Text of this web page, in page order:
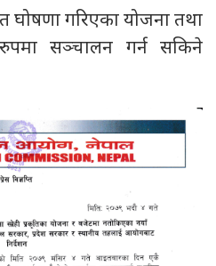
गरिएका योजना तथा
सञ्चालन गर्न सकिने